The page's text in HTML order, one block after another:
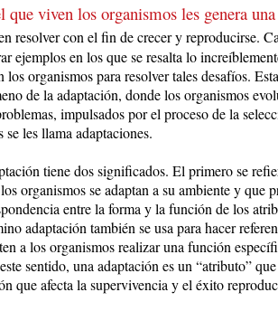
que viven los organismos les genera
resolver con el fin de crecer y reproducirse.
ejemplosen los que se resalta lo
los organismos para resolver tales desafíos.
de la adaptación, donde los organismos
impulsados por el proceso de la
les llama adaptaciones.
tiene dos significados. El primero se
organismos se adaptan a su ambiente y que
entre la forma y la función de los
adaptación también se usa para hacer
a los organismos realizar una función
sentido, una adaptación es un “atributo”
que afecta la supervivencia y el éxito